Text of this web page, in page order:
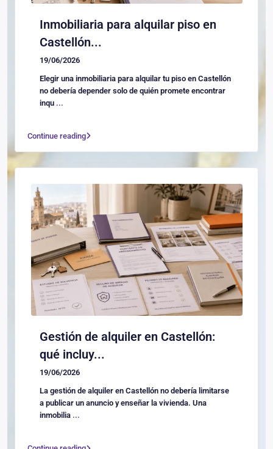
Inmobiliaria para alquilar piso en
Castellón...
19/06/2026
Elegir una inmobiliaria para alquilar tu piso en Castellón
no debería depender solo de quién promete encontrar
inqu ...
Continue reading
Gestión de alquiler en Castellón:
qué incluy...
19/06/2026
La gestión de alquiler en Castellón no debería limitarse
a publicar un anuncio y enseñar la vivienda. Una
inmobilia ...